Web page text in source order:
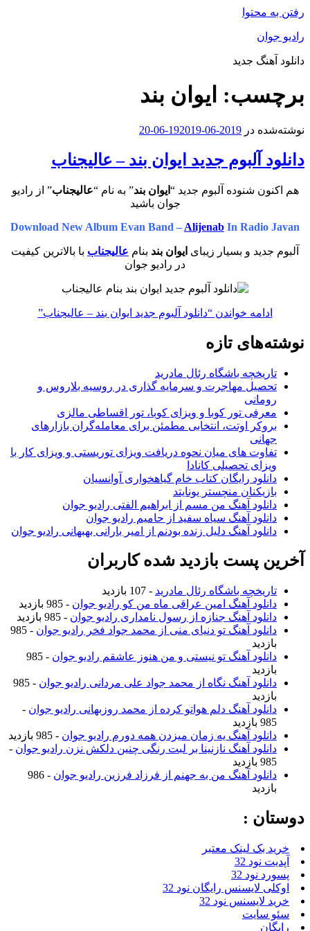
رفتن به محتوا
رادیو جوان
دانلود آهنگ جدید
برچسب: ایوان بند
نوشته‌شده در 2019-06-19
2019-06-20
دانلود آلبوم جدید ایوان بند – عالیجناب
هم اکنون شنوده آلبوم جدید “ ایوان بند” به نام “عالیجناب” از رادیو
جوان باشید
Download New Album Evan Band – Alijenab In Radio Javan
آلبوم جدید و بسیار زیبای ایوان بند بنام عالیجناب با بالاترین کیفیت
در رادیو جوان
ادامه خواندن “دانلود آلبوم جدید ایوان بند – عالیجناب”
نوشته‌های تازه
تاریخچه باشگاه رئال مادرید
تحصیل مهاجرت و سرمایه گذاری در روسیه بلاروس و
رومانی
معرفی تور کوبا و ویزای کوبا، تور اقساطی مالزی
بروکر اوتت، انتخابی مطمئن برای معامله‌گران بازارهای
جهانی
تفاوت های میان نحوه دریافت ویزای توریستی و ویزای کار با
ویزای تحصیلی کانادا
دانلود رایگان کتاب خام گیاهخواری آوانسیان
بازیکنان منچستر یونایتد
دانلود آهنگ من مسم از ابراهیم الفتی رادیو جوان
دانلود آهنگ سیاه سفید از حامیم رادیو جوان
دانلود آهنگ دلیل زنده بودنم از امیر بارانی بهبهانی رادیو جوان
آخرین پست بازدید شده کاربران
تاریخچه باشگاه رئال مادرید - 107 بازدید
دانلود آهنگ امین عراقی ماه من کو رادیو جوان - 985 بازدید
دانلود آهنگ جنازه از رسول نامداری رادیو جوان - 985 بازدید
دانلود آهنگ تو دنیای منی از محمد جواد فخر رادیو جوان
- 985
بازدید
دانلود آهنگ تو نیستی و من هنوز عاشقم رادیو جوان
- 985
بازدید
دانلود آهنگ نگاه از محمد جواد علی مردانی رادیو جوان
- 985
بازدید
دانلود آهنگ دلم هواتو کرده از محمد روزبهانی رادیو جوان -
985 بازدید
دانلود آهنگ یه زمان میزدن همه دورم رادیو جوان - 985 بازدید
دانلود آهنگ نازنینا بر لبت رنگی چنین دلکش نزن رادیو جوان -
985 بازدید
دانلود آهنگ من به جهنم از فرزاد فرزین رادیو جوان
- 986
بازدید
دوستان :
خرید بک لینک معتبر
آپدیت نود 32
پسورد نود 32
اوکلی لایسنس رایگان نود 32
خرید لایسنس نود 32
سئو سایت
رایگان